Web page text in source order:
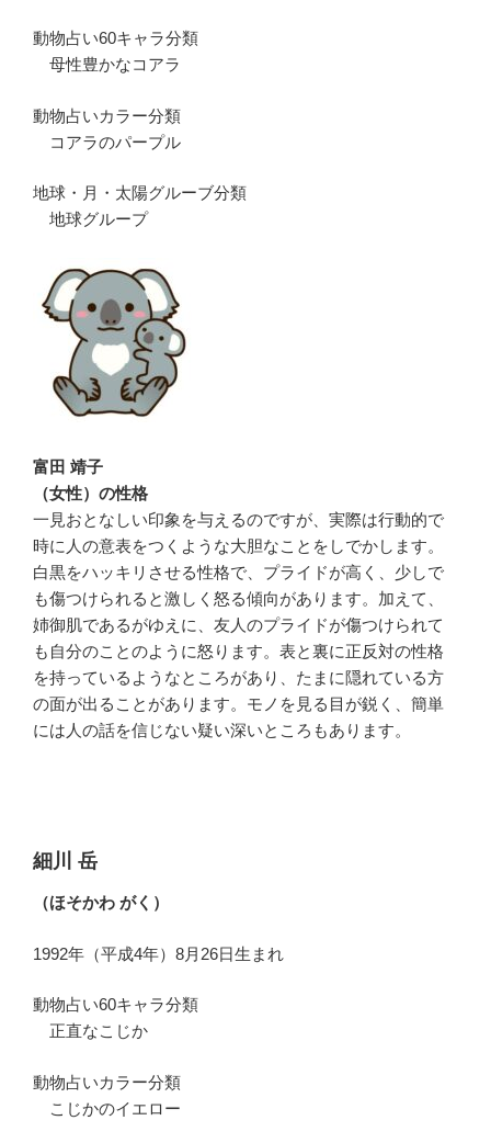
動物占い60キャラ分類
母性豊かなコアラ
動物占いカラー分類
コアラのパープル
地球・月・太陽グルーブ分類
地球グループ
富田 靖子
（女性）の性格
一見おとなしい印象を与えるのですが、実際は行動的で
時に人の意表をつくような大胆なことをしでかします。
白黒をハッキリさせる性格で、プライドが高く、少しで
も傷つけられると激しく怒る傾向があります。加えて、
姉御肌であるがゆえに、友人のプライドが傷つけられて
も自分のことのように怒ります。表と裏に正反対の性格
を持っているようなところがあり、たまに隠れている方
の面が出ることがあります。モノを見る目が鋭く、簡単
には人の話を信じない疑い深いところもあります。
細川 岳
（ほそかわ がく）
1992年（平成4年）8月26日生まれ
動物占い60キャラ分類
正直なこじか
動物占いカラー分類
こじかのイエロー